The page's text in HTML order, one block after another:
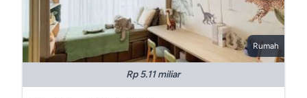
Rumah
Rp 5.11 miliar